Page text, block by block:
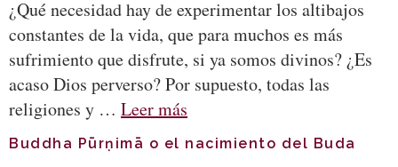
¿Qué necesidad hay de experimentar los altibajos
constantes de la vida, que para muchos es más
sufrimiento que disfrute, si ya somos divinos? ¿Es
acaso Dios perverso? Por supuesto, todas las
religiones y … Leer más
Buddha Pūrṇimā o el nacimiento del Buda